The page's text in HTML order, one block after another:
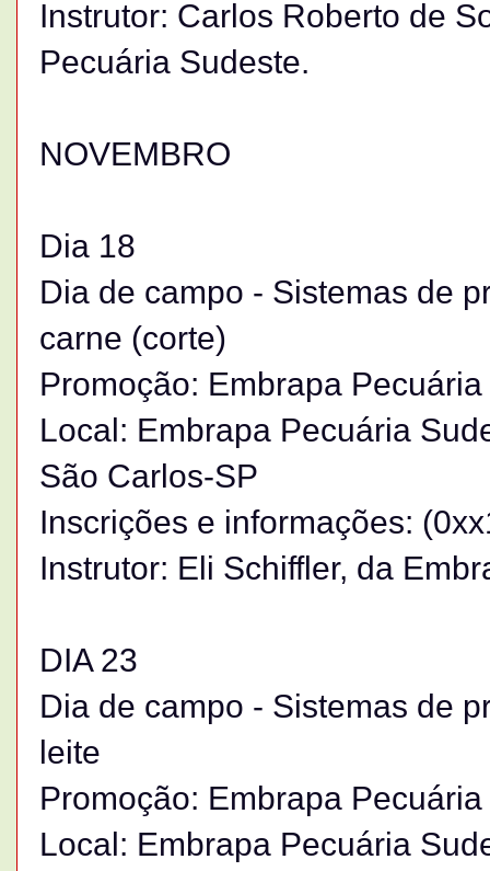
Instrutor: Carlos Roberto de
Pecuária Sudeste.
NOVEMBRO
Dia 18
Dia de campo - Sistemas de
carne (corte)
Promoção: Embrapa
Local: Embrapa Pecuária
São Carlos-SP
Inscrições e informações:
Instrutor: Eli Schiffler, da
DIA 23
Dia de campo - Sistemas de
leite
Promoção: Embrapa
Local: Embrapa Pecuária